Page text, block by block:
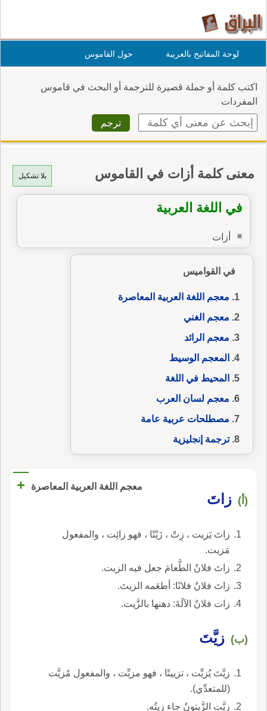
لوحة المفاتيح بالعربية حول القاموس
اكتب كلمة أو جملة قصيرة للترجمة أو البحث في قاموس
المفردات
بلا تشكيل معنى كلمة أزات في القاموس
في اللغة العربية
أزات
في القواميس
معجم اللغة العربية المعاصرة
معجم الغني
معجم الرائد
المعجم الوسيط
المحيط في اللغة
معجم لسان العرب
مصطلحات عربية عامة
ترجمة إنجليزية
معجم اللغة العربية المعاصرة +
(أ) زاتَ
زاتَ يَزيت ، زِتْ ، زَيْتًا ، فهو زائِت ، والمفعول
مَزيت.
زاتَ فلانٌ الطَّعامَ جعل فيه الزيت.
زاتَ فلانٌ فلانًا: أطعَمه الزيتَ.
زات فلانٌ الآلَةَ: دهنها بالزَّيت.
(ب) زيَّتَ
زيَّتَ يُزيِّت ، تزييتًا ، فهو مزيِّت ، والمفعول مُزيَّت
(للمتعدِّي).
زيَّت الزَّيتونُ جاء زيتُه.